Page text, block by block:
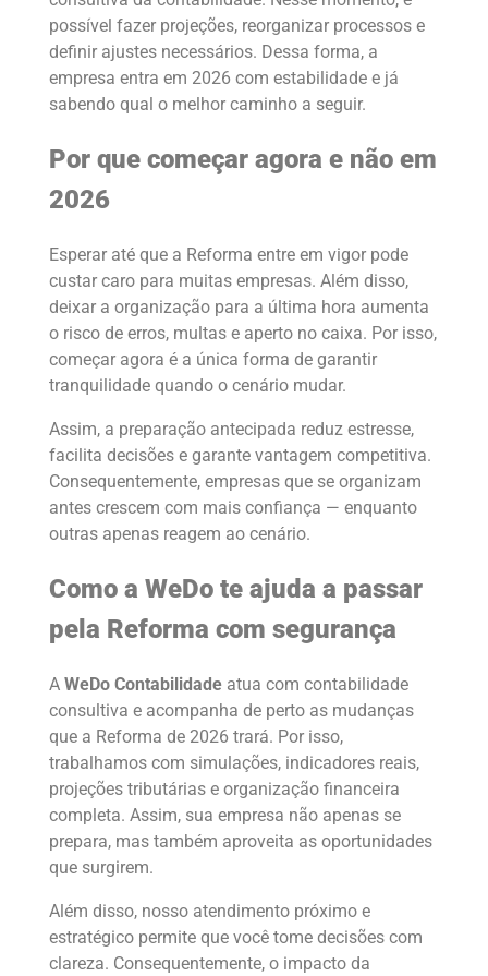
possível fazer projeções, reorganizar processos e
definir ajustes necessários. Dessa forma, a
empresa entra em 2026 com estabilidade e já
sabendo qual o melhor caminho a seguir.
Por que começar agora e não em
2026
Esperar até que a Reforma entre em vigor pode
custar caro para muitas empresas. Além disso,
deixar a organização para a última hora aumenta
o risco de erros, multas e aperto no caixa. Por isso,
começar agora é a única forma de garantir
tranquilidade quando o cenário mudar.
Assim, a preparação antecipada reduz estresse,
facilita decisões e garante vantagem competitiva.
Consequentemente, empresas que se organizam
antes crescem com mais confiança — enquanto
outras apenas reagem ao cenário.
Como a WeDo te ajuda a passar
pela Reforma com segurança
A WeDo Contabilidade atua com contabilidade
consultiva e acompanha de perto as mudanças
que a Reforma de 2026 trará. Por isso,
trabalhamos com simulações, indicadores reais,
projeções tributárias e organização financeira
completa. Assim, sua empresa não apenas se
prepara, mas também aproveita as oportunidades
que surgirem.
Além disso, nosso atendimento próximo e
estratégico permite que você tome decisões com
clareza. Consequentemente, o impacto da